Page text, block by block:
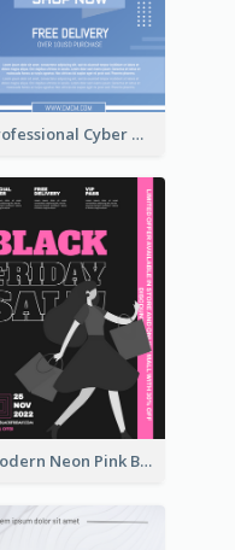
Professional Cyber Monday Free Delivery Promotion Flyer Design
Modern Neon Pink Black Friday Shopping Sale Day Flyer